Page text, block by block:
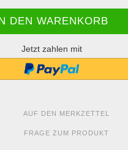
Jetzt zahlen mit
AUF DEN MERKZETTEL
FRAGE ZUM PRODUKT